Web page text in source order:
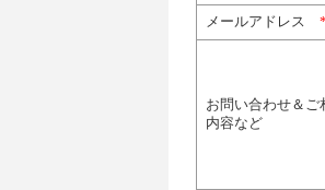
メールアドレス
お問い合わせ＆
内容など